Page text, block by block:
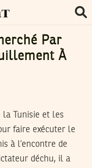
Par
À
Tunisie et les
faire exécuter le
à l’encontre de
déchu, il a